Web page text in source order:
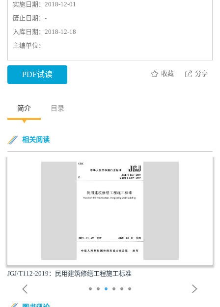
实施日期：2018-12-01
废止日期：-
入库日期：2018-12-18
主编单位：
PDF试读 收藏 分享
简介 目录
相关阅读
JGJ/T112-2019：民用建筑修缮工程施工标准